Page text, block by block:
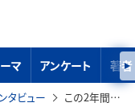
マ アンケート 著者
タビュー この2年間で年間配当金が200万も増えた！何をしたの？株主優待×高配当投資家・ペリカンさんインタビュー前編